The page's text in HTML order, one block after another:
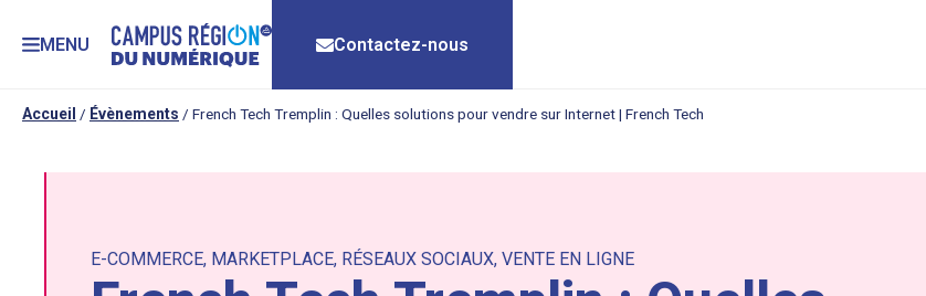
MENU Contactez-nous
Accueil / Évènements / French Tech Tremplin : Quelles solutions pour vendre sur Internet | French Tech
E-COMMERCE, MARKETPLACE, RÉSEAUX SOCIAUX, VENTE EN LIGNE